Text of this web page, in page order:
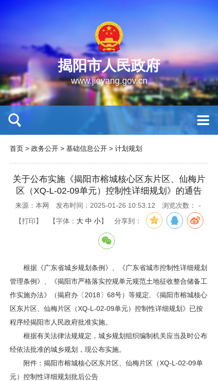
揭阳市人民政府
www.jieyang.gov.cn
首页 > 政务公开 > 基础信息公开 > 计划规划
关于公布实施《揭阳市榕城核心区东片区、仙梅片
区（XQ-L-02-09单元）控制性详细规划》的通告
来源：本网 发布时间：2025-01-26 10:53:12 浏览次数： -
【打印】 【字体： 大 中 小】 分享到：
根据《广东省城乡规划条例》、《广东省城市控制性详细规划
管理条例》、《揭阳市严格落实控规单元规范土地征收整合储备工
作实施办法》（揭府办〔2018〕68号）等规定, 《揭阳市榕城核心
区东片区、仙梅片区（XQ-L-02-09单元）控制性详细规划》已按
程序经揭阳市人民政府批准实施。
根据有关法律法规规定，城乡规划组织编制机关应当及时公布
经依法批准的城乡规划，现公布实施。
附件：揭阳市榕城核心区东片区、仙梅片区（XQ-L-02-09单
元）控制性详细规划批后公告